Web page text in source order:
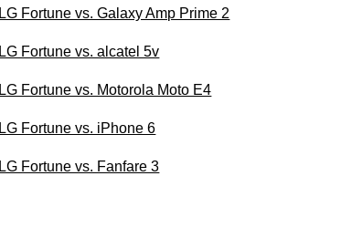
LG Fortune vs. Galaxy Amp Prime 2
LG Fortune vs. alcatel 5v
LG Fortune vs. Motorola Moto E4
LG Fortune vs. iPhone 6
LG Fortune vs. Fanfare 3